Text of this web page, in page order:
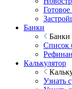
Банки
Банки
Список
Калькулятор
Узнать